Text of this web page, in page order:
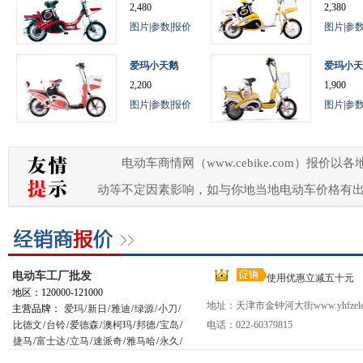
2,480
图片参数报价
2,380
图片参
爱玛小天鹅
2,200
图片参数报价
爱玛小
1,900
图片参
电动车商情网（www.cebike.com）报价以
动等不定因素影响，如与你地当地电动车价格有
电动车工厂批发
地区：120000-121000
主营品牌： 爱玛/新日 /雅迪/绿源/小刀/
比德文/台铃/爱德森/澳柯玛/邦德/宝岛/
捷马/富士达/立马/速派奇/雅马哈/永久 /
使用优惠立减五十元
地址：天津市金钟河大街
电话：022-60379815